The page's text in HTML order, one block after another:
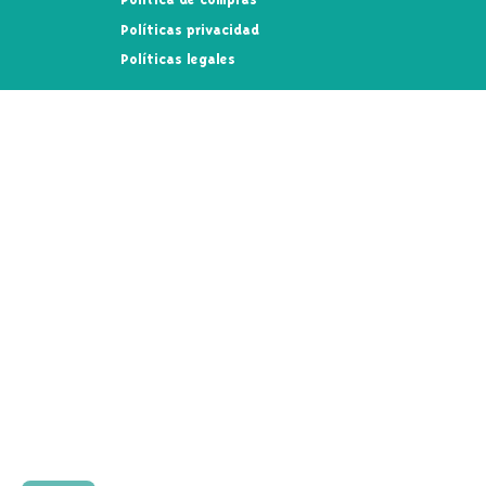
Políticas privacidad
Políticas legales